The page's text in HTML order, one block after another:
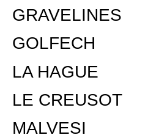
GRAVELINES
GOLFECH
LA HAGUE
LE CREUSOT
MALVESI